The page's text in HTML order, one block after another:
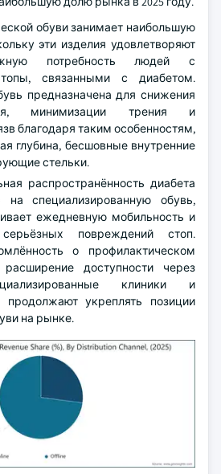
обуви занимает наибольшую
эти изделия удовлетворяют
потребность людей с
связанными с диабетом.
предназначена для снижения
минимизации трения и
благодаря таким особенностям,
глубина, бесшовные внутренние
стельки.
распространённость диабета
на специализированную обувь,
ежедневную мобильность и
повреждений стоп.
о профилактическом
доступности через
клиники и
продолжают укреплять позиции
на рынке.